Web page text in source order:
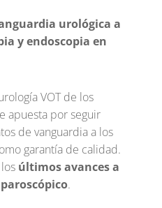
urológica a
y endoscopia en
VOT de los
apuesta por seguir
de vanguardia a los
garantía de calidad.
últimos avances a
.